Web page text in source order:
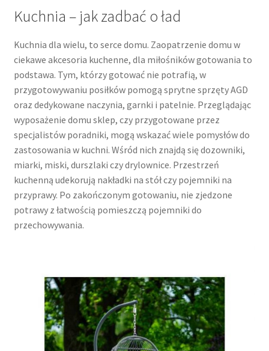
Kuchnia – jak zadbać o ład
Kuchnia dla wielu, to serce domu. Zaopatrzenie domu w
ciekawe akcesoria kuchenne, dla miłośników gotowania to
podstawa. Tym, którzy gotować nie potrafią, w
przygotowywaniu posiłków pomogą sprytne sprzęty AGD
oraz dedykowane naczynia, garnki i patelnie. Przeglądając
wyposażenie domu sklep, czy przygotowane przez
specjalistów poradniki, mogą wskazać wiele pomysłów do
zastosowania w kuchni. Wśród nich znajdą się dozowniki,
miarki, miski, durszlaki czy drylownice. Przestrzeń
kuchenną udekorują nakładki na stół czy pojemniki na
przyprawy. Po zakończonym gotowaniu, nie zjedzone
potrawy z łatwością pomieszczą pojemniki do
przechowywania.